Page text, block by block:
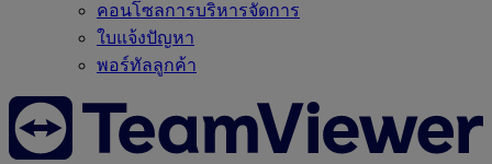
คอนโซลการบริหารจัดการ
ใบแจ้งปัญหา
พอร์ทัลลูกค้า